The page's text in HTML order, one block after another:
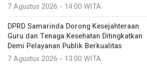
7 Agustus 2026 - 14:00 WITA
DPRD Samarinda Dorong Kesejahteraan
Guru dan Tenaga Kesehatan Ditingkatkan
Demi Pelayanan Publik Berkualitas
7 Agustus 2026 - 13:00 WITA